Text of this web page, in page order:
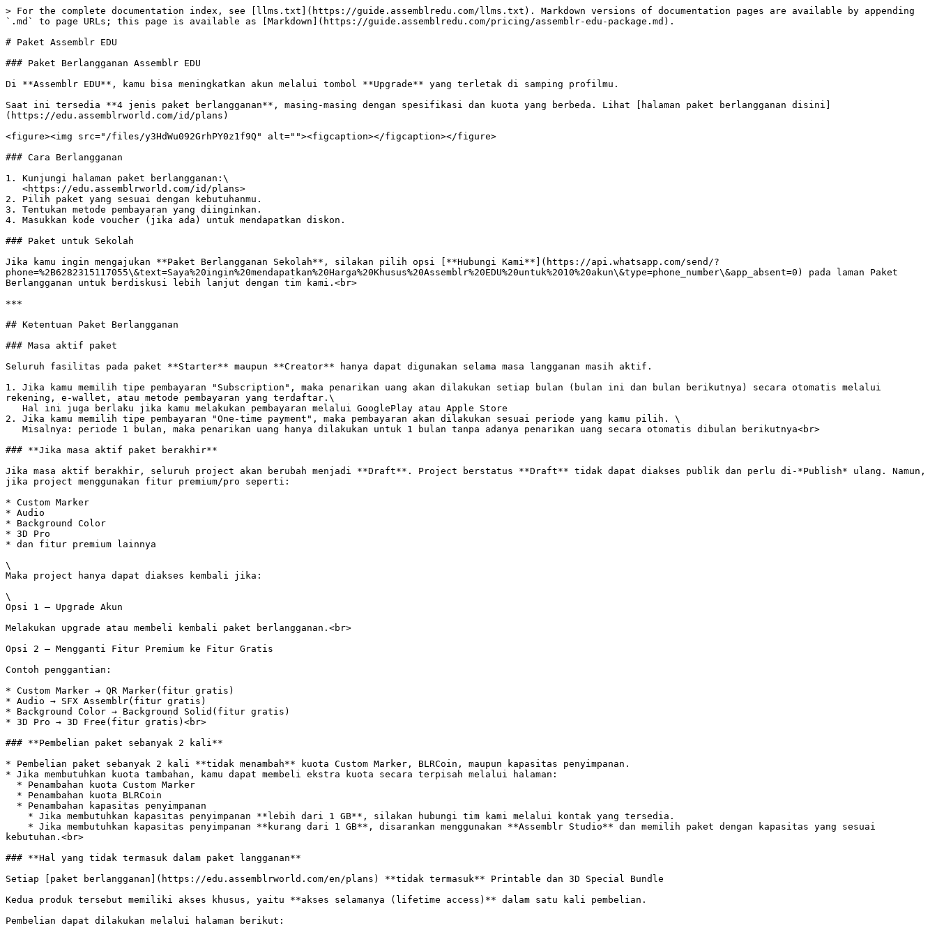
> For the complete documentation index, see [llms.txt](https://guide.assemblredu.com/llms.txt). Markdown versions of documentation pages are available by appending
`.md` to page URLs; this page is available as [Markdown](https://guide.assemblredu.com/pricing/assemblr-edu-package.md).
# Paket Assemblr EDU
### Paket Berlangganan Assemblr EDU
Di **Assemblr EDU**, kamu bisa meningkatkan akun melalui tombol **Upgrade** yang terletak di samping profilmu.
Saat ini tersedia **4 jenis paket berlangganan**, masing-masing dengan spesifikasi dan kuota yang berbeda. Lihat [halaman paket berlangganan disini]
(https://edu.assemblrworld.com/id/plans)
<figure><img src="/files/y3HdWu092GrhPY0z1f9Q" alt=""><figcaption></figcaption></figure>
### Cara Berlangganan
1. Kunjungi halaman paket berlangganan:\
2. Pilih paket yang sesuai dengan kebutuhanmu.
3. Tentukan metode pembayaran yang diinginkan.
4. Masukkan kode voucher (jika ada) untuk mendapatkan diskon.
### Paket untuk Sekolah
Jika kamu ingin mengajukan **Paket Berlangganan Sekolah**, silakan pilih opsi [**Hubungi Kami**](https://api.whatsapp.com/send/?
phone=%2B6282315117055\&text=Saya%20ingin%20mendapatkan%20Harga%20Khusus%20Assemblr%20EDU%20untuk%2010%20akun\&type=phone_number\&app_absent=0) pada laman Paket
Berlangganan untuk berdiskusi lebih lanjut dengan tim kami.<br>
***
## Ketentuan Paket Berlangganan
### Masa aktif paket
Seluruh fasilitas pada paket **Starter** maupun **Creator** hanya dapat digunakan selama masa langganan masih aktif.
1. Jika kamu memilih tipe pembayaran "Subscription", maka penarikan uang akan dilakukan setiap bulan (bulan ini dan bulan berikutnya) secara otomatis melalui
rekening, e-wallet, atau metode pembayaran yang terdaftar.\
2. Jika kamu memilih tipe pembayaran "One-time payment", maka pembayaran akan dilakukan sesuai periode yang kamu pilih. \
### **Jika masa aktif paket berakhir**
Jika masa aktif berakhir, seluruh project akan berubah menjadi **Draft**. Project berstatus **Draft** tidak dapat diakses publik dan perlu di-*Publish* ulang. Namun,
jika project menggunakan fitur premium/pro seperti:
* Custom Marker
* Audio
* Background Color
* 3D Pro
* dan fitur premium lainnya
\
Maka project hanya dapat diakses kembali jika:
\
Opsi 1 — Upgrade Akun
Melakukan upgrade atau membeli kembali paket berlangganan.<br>
Opsi 2 — Mengganti Fitur Premium ke Fitur Gratis
Contoh penggantian:
* Custom Marker → QR Marker(fitur gratis)
* Audio → SFX Assemblr(fitur gratis)
* Background Color → Background Solid(fitur gratis)
* 3D Pro → 3D Free(fitur gratis)<br>
### **Pembelian paket sebanyak 2 kali**
* Pembelian paket sebanyak 2 kali **tidak menambah** kuota Custom Marker, BLRCoin, maupun kapasitas penyimpanan.
* Jika membutuhkan kuota tambahan, kamu dapat membeli ekstra kuota secara terpisah melalui halaman:
kebutuhan.<br>
### **Hal yang tidak termasuk dalam paket langganan**
Setiap [paket berlangganan](https://edu.assemblrworld.com/en/plans) **tidak termasuk** Printable dan 3D Special Bundle
Kedua produk tersebut memiliki akses khusus, yaitu **akses selamanya (lifetime access)** dalam satu kali pembelian.
Pembelian dapat dilakukan melalui halaman berikut: